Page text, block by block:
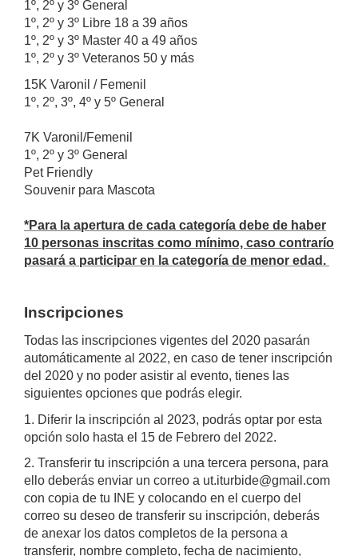
1º, 2º y 3º General
1º, 2º y 3º Libre 18 a 39 años
1º, 2º y 3º Master 40 a 49 años
1º, 2º y 3º Veteranos 50 y más
15K Varonil / Femenil
1º, 2º, 3º, 4º y 5º General
7K Varonil/Femenil
1º, 2º y 3º General
Pet Friendly
Souvenir para Mascota
*Para la apertura de cada categoría debe de haber
10 personas inscritas como mínimo, caso contrarío
pasará a participar en la categoría de menor edad.
Inscripciones
Todas las inscripciones vigentes del 2020 pasarán
automáticamente al 2022, en caso de tener inscripción
del 2020 y no poder asistir al evento, tienes las
siguientes opciones que podrás elegir.
1. Diferir la inscripción al 2023, podrás optar por esta
opción solo hasta el 15 de Febrero del 2022.
2. Transferir tu inscripción a una tercera persona, para
ello deberás enviar un correo a ut.iturbide@gmail.com
con copia de tu INE y colocando en el cuerpo del
correo su deseo de transferir su inscripción, deberás
de anexar los datos completos de la persona a
transferir, nombre completo, fecha de nacimiento,